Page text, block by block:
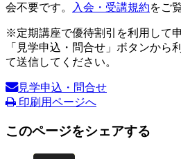
会不要です。
入会・受講規約をご
※定期講座で優待割引を利用して
「見学申込・問合せ」ボタンから
て送信してください。
見学申込・問合せ
印刷用ページへ
このページをシェアする